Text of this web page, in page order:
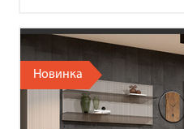
Новинка